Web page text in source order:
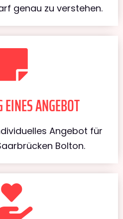
genau zu verstehen.
EINES ANGEBOT
Angebot für
Bolton.